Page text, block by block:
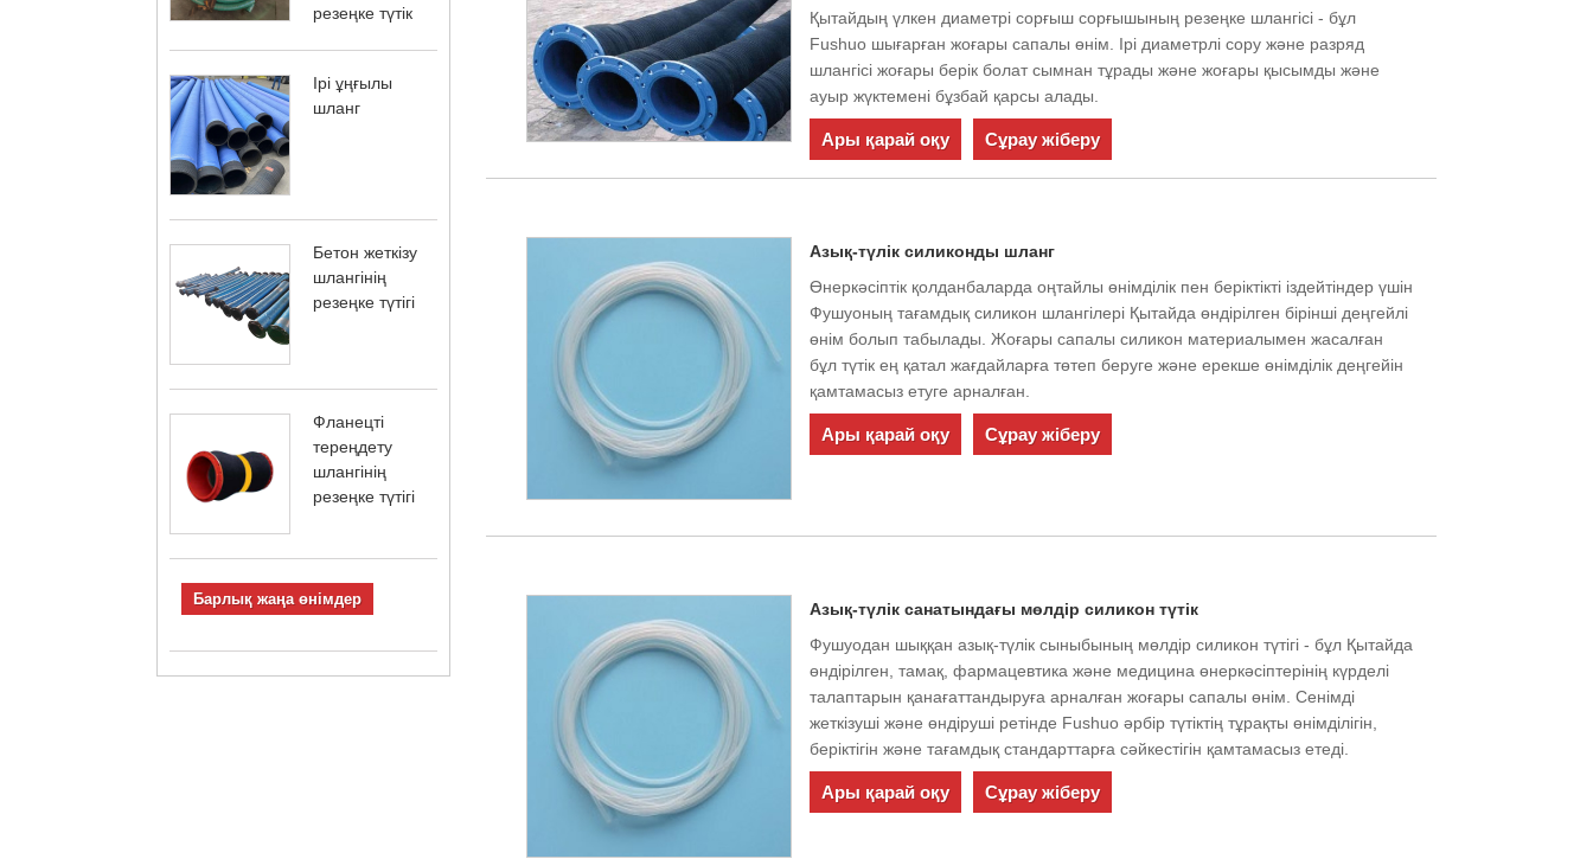
резеңке түтік
Ірі ұңғылы
шланг
Бетон жеткізу
шлангінің
резеңке түтігі
Фланецті
тереңдету
шлангінің
резеңке түтігі
Барлық жаңа өнімдер
Қытайдың үлкен диаметрі сорғыш сорғышының резеңке шлангісі - бұл
Fushuo шығарған жоғары сапалы өнім. Ірі диаметрлі сору және разряд
шлангісі жоғары берік болат сымнан тұрады және жоғары қысымды және
ауыр жүктемені бұзбай қарсы алады.
Ары қарай оқу Сұрау жіберу
Азық-түлік силиконды шланг
Өнеркәсіптік қолданбаларда оңтайлы өнімділік пен беріктікті іздейтіндер үшін
Фушуоның тағамдық силикон шлангілері Қытайда өндірілген бірінші деңгейлі
өнім болып табылады. Жоғары сапалы силикон материалымен жасалған
бұл түтік ең қатал жағдайларға төтеп беруге және ерекше өнімділік деңгейін
қамтамасыз етуге арналған.
Ары қарай оқу Сұрау жіберу
Азық-түлік санатындағы мөлдір силикон түтік
Фушуодан шыққан азық-түлік сыныбының мөлдір силикон түтігі - бұл Қытайда
өндірілген, тамақ, фармацевтика және медицина өнеркәсіптерінің күрделі
талаптарын қанағаттандыруға арналған жоғары сапалы өнім. Сенімді
жеткізуші және өндіруші ретінде Fushuo әрбір түтіктің тұрақты өнімділігін,
беріктігін және тағамдық стандарттарға сәйкестігін қамтамасыз етеді.
Ары қарай оқу Сұрау жіберу